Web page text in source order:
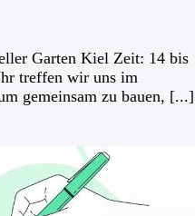
Garten Kiel Zeit: 14 bis
treffen wir uns im
gemeinsam zu bauen, [...]